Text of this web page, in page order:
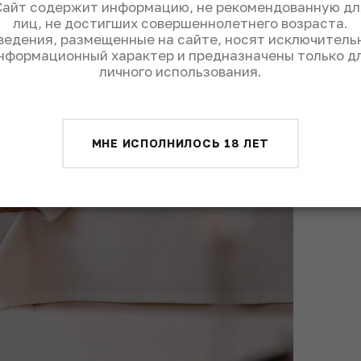
содержит информацию, не рекомендованную
лиц, не достигших совершеннолетнего возраста.
размещенные на сайте, носят
характер и предназначены только
личного использования.
МНЕ ИСПОЛНИЛОСЬ 18 ЛЕТ